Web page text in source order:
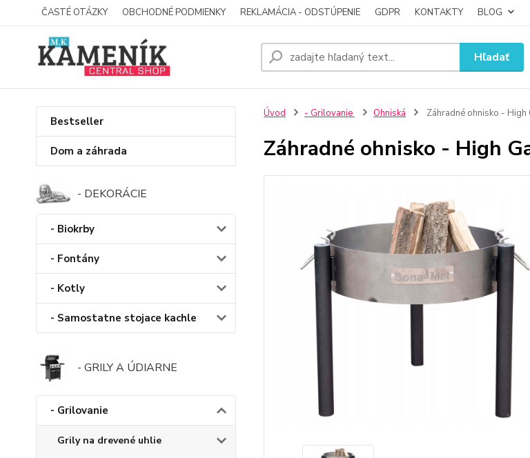
ČASTÉ OTÁZKY OBCHODNÉ PODMIENKY REKLAMÁCIA - ODSTÚPENIE GDPR KONTAKTY BLOG
Hľadať
Bestseller
Dom a záhrada
- DEKORÁCIE
- Biokrby
- Fontány
- Kotly
- Samostatne stojace kachle
- GRILY A ÚDIARNE
- Grilovanie
Grily na drevené uhlie
Úvod - Grilovanie Ohniská Záhradné ohnisko -
Záhradné ohnisko - High